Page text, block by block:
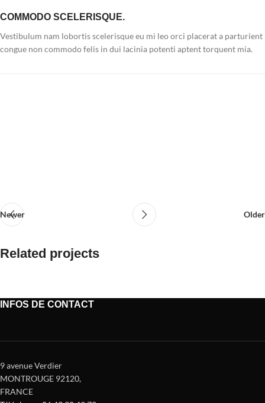
COMMODO SCELERISQUE.
Vestibulum nam lobortis scelerisque eu mi leo orci placerat a parturient
congue non commodo felis in dui lacinia potenti aptent torquent mia.
Newer Older
Related projects
Decor
Et vestibulum quis a suspendisse
INFOS DE CONTACT
9 avenue Verdier
MONTROUGE 92120,
FRANCE